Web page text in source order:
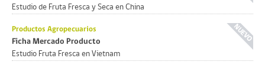
Estudio de Fruta Fresca y Seca en China
Productos Agropecuarios
Ficha Mercado Producto
Estudio Fruta Fresca en Vietnam